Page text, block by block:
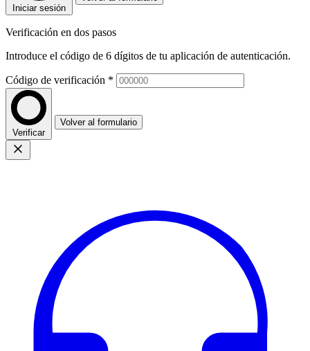
Iniciar sesión
Verificación en dos pasos
Introduce el código de 6 dígitos de tu aplicación de autenticación.
Código de verificación *
Verificar
Volver al formulario